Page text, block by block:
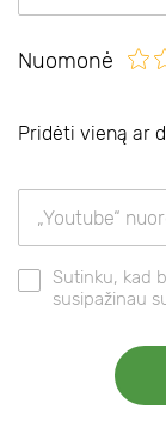
Nuomonė
Pridėti vieną ar
Sutinku, kad
susipažinau